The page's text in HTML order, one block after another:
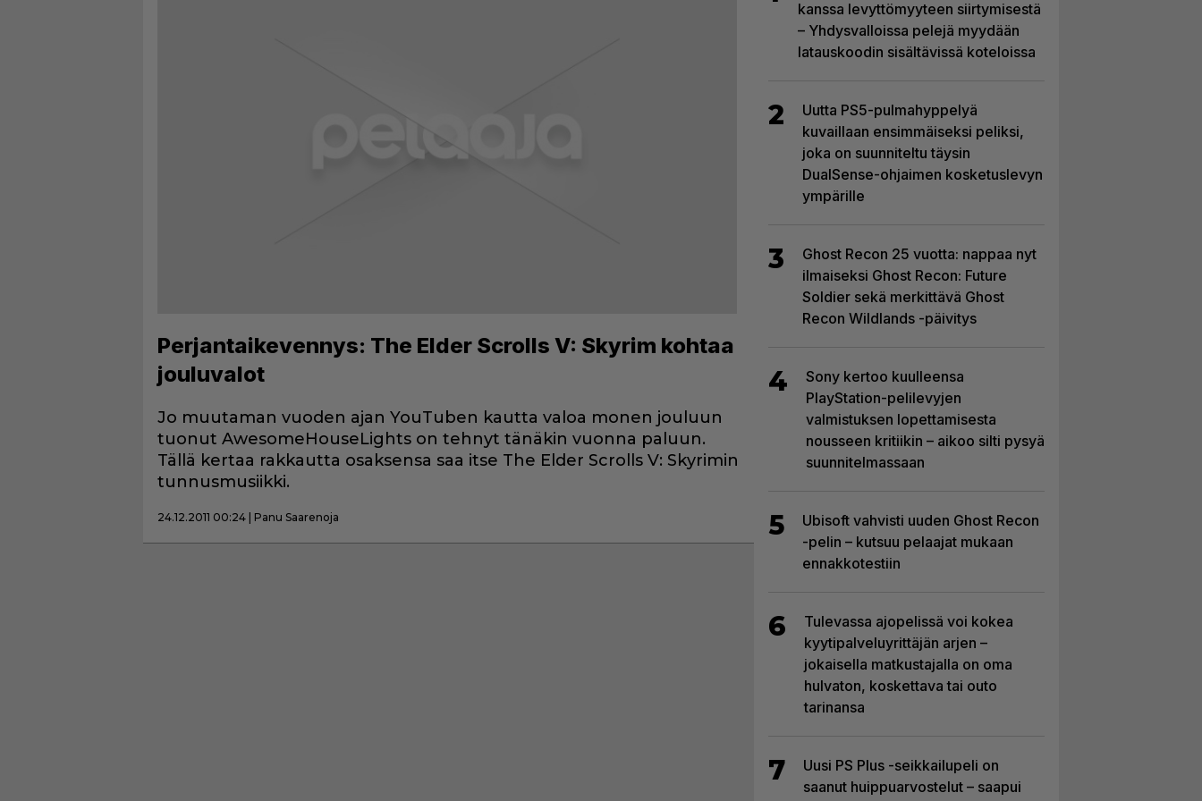
Perjantaikevennys: The Elder Scrolls V: Skyrim kohtaa
jouluvalot
Jo muutaman vuoden ajan YouTuben kautta valoa monen jouluun
tuonut AwesomeHouseLights on tehnyt tänäkin vuonna paluun.
Tällä kertaa rakkautta osaksensa saa itse The Elder Scrolls V: Skyrimin
tunnusmusiikki.
24.12.2011 00:24 | Panu Saarenoja
kanssa levyttömyyteen siirtymisestä
– Yhdysvalloissa pelejä myydään
latauskoodin sisältävissä koteloissa
2
Uutta PS5-pulmahyppelyä
kuvaillaan ensimmäiseksi peliksi,
joka on suunniteltu täysin
DualSense-ohjaimen kosketuslevyn
ympärille
3
Ghost Recon 25 vuotta: nappaa nyt
ilmaiseksi Ghost Recon: Future
Soldier sekä merkittävä Ghost
Recon Wildlands -päivitys
4
Sony kertoo kuulleensa
PlayStation-pelilevyjen
valmistuksen lopettamisesta
nousseen kritiikin – aikoo silti pysyä
suunnitelmassaan
5
Ubisoft vahvisti uuden Ghost Recon
-pelin – kutsuu pelaajat mukaan
ennakkotestiin
6
Tulevassa ajopelissä voi kokea
kyytipalveluyrittäjän arjen –
jokaisella matkustajalla on oma
hulvaton, koskettava tai outo
tarinansa
7
Uusi PS Plus -seikkailupeli on
saanut huippuarvostelut – saapui